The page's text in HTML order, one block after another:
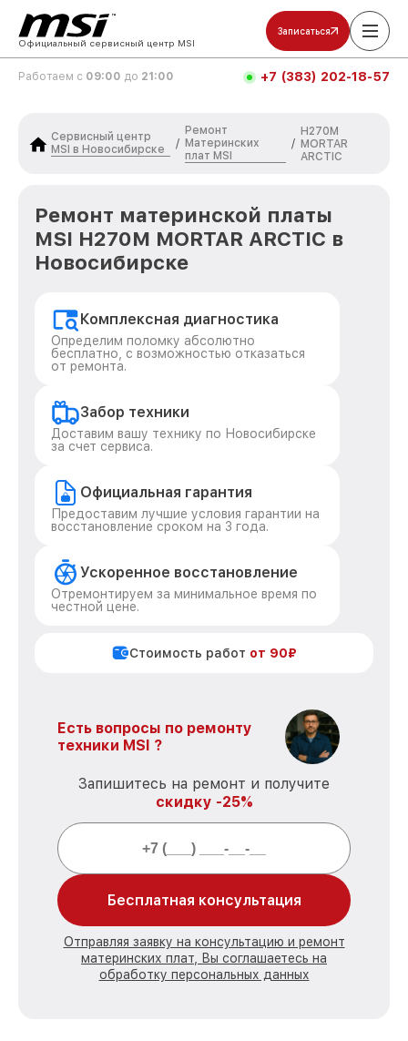
Официальный сервисный центр MSI
Записаться
Работаем с 09:00 до 21:00 +7 (383) 202-18-57
Сервисный центр
MSI в Новосибирске
/
Ремонт
Материнских
плат MSI
/
H270M
MORTAR
ARCTIC
Ремонт материнской платы
MSI H270M MORTAR ARCTIC в
Новосибирске
Комплексная диагностика
Определим поломку абсолютно
бесплатно, с возможностью отказаться
от ремонта.
Забор техники
Доставим вашу технику по Новосибирске
за счет сервиса.
Официальная гарантия
Предоставим лучшие условия гарантии на
восстановление сроком на 3 года.
Ускоренное восстановление
Отремонтируем за минимальное время по
честной цене.
Стоимость работ от 90₽
Есть вопросы по ремонту
техники MSI ?
Запишитесь на ремонт и получите
скидку -25%
Бесплатная консультация
Отправляя заявку на консультацию и ремонт
материнских плат, Вы соглашаетесь на
обработку персональных данных